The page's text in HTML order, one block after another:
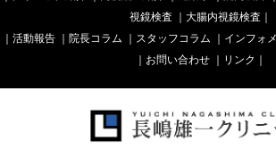
視鏡検査
大腸内視鏡検査
活動報告 院長コラム スタッフコラム インフォ
お問い合わせ｜ リンク